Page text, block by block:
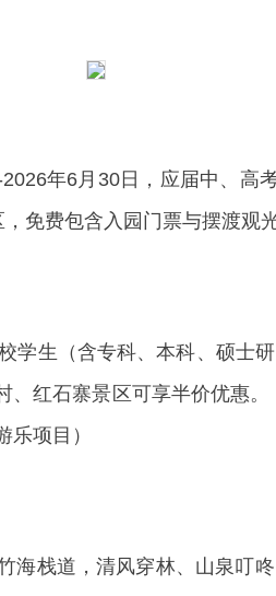
年6月30日，应届中、高
免费包含入园门票与摆渡观
学生（含专科、本科、硕士
、红石寨景区可享半价优惠
项目）
海栈道，清风穿林、山泉叮